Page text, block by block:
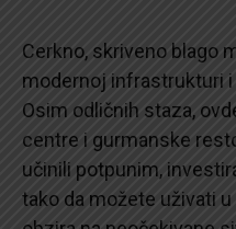
Cerkno, skriveno blago
modernoj infrastrukturi
Osim odličnih staza,
centre i gurmanske
učinili potpunim,
tako da možete uživati